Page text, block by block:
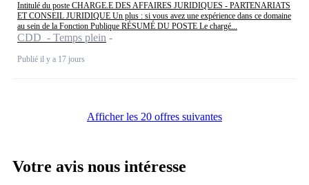
Intitulé du poste CHARGE.E DES AFFAIRES JURIDIQUES - PARTENARIATS
ET CONSEIL JURIDIQUE Un plus : si vous avez une expérience dans ce domaine
au sein de la Fonction Publique RÉSUMÉ DU POSTE Le chargé...
CDD - Temps plein
Publié il y a 17 jours
Afficher les 20 offres suivantes
Votre avis nous intéresse